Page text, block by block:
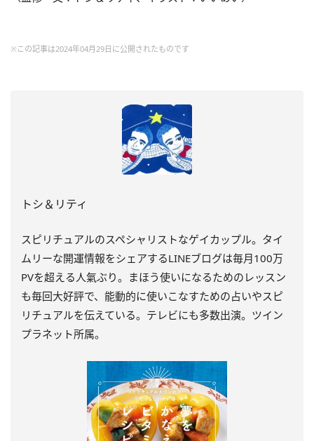
※この記事は2024年04月29日に公開されたものです
トシ＆リティ
スピリチュアルのスペシャリストなゲイカップル。タイ
ムリーな開運情報をシェアするLINEブログは毎月100万
PVを超える人氣ぶり。まほう使いになるためのレッスン
も毎回大好評で、能動的に使いこなすための占いやスピ
リチュアルを伝えている。テレビにも多数出演。ツイン
プラネット所属。